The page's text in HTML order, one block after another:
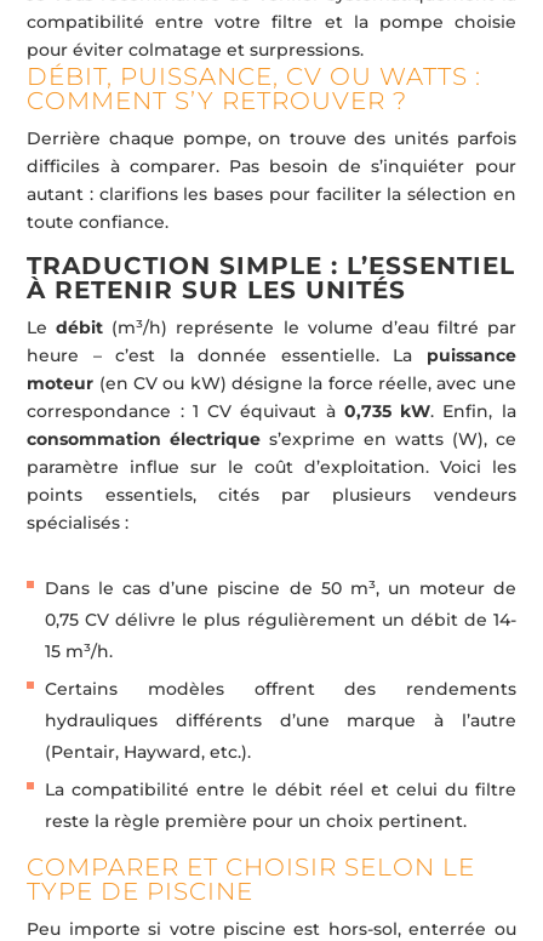
compatibilité entre votre filtre et la pompe choisie
pour éviter colmatage et surpressions.
DÉBIT, PUISSANCE, CV OU WATTS :
COMMENT S’Y RETROUVER ?
Derrière chaque pompe, on trouve des unités parfois
difficiles à comparer. Pas besoin de s’inquiéter pour
autant : clarifions les bases pour faciliter la sélection en
toute confiance.
TRADUCTION SIMPLE : L’ESSENTIEL
À RETENIR SUR LES UNITÉS
Ledébit (m³/h) représente le volume d’eau filtré par
heure – c’est la donnée essentielle. La puissance
moteur (en CV ou kW) désigne la force réelle, avec une
correspondance : 1 CV équivaut à 0,735 kW. Enfin, la
consommation électrique s’exprime en watts (W), ce
paramètre influe sur le coût d’exploitation. Voici les
points essentiels, cités par plusieurs vendeurs
spécialisés :
Dans le cas d’une piscine de 50 m³, un moteur de
0,75 CV délivre le plus régulièrement un débit de 14-
15 m³/h.
Certains modèles offrent des rendements
hydrauliques différents d’une marque à l’autre
(Pentair, Hayward, etc.).
La compatibilité entre le débit réel et celui du filtre
reste la règle première pour un choix pertinent.
COMPARER ET CHOISIR SELON LE
TYPE DE PISCINE
Peu importe si votre piscine est hors-sol, enterrée ou